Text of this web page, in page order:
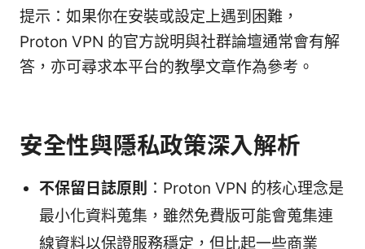
提示：如果你在安裝或設定上遇到困難，
Proton VPN 的官方說明與社群論壇通常會有解
答，亦可尋求本平台的教學文章作為參考。
安全性與隱私政策深入解析
不保留日誌原則 ：Proton VPN 的核心理念是
最小化資料蒐集，雖然免費版可能會蒐集連
線資料以保證服務穩定，但比起一些商業